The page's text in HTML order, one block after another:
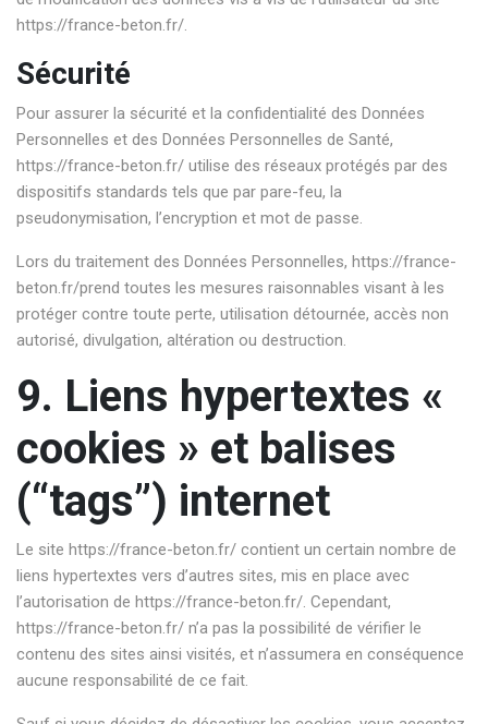
https://france-beton.fr/.
Sécurité
Pour assurer la sécurité et la confidentialité des Données
Personnelles et des Données Personnelles de Santé,
https://france-beton.fr/ utilise des réseaux protégés par des
dispositifs standards tels que par pare-feu, la
pseudonymisation, l’encryption et mot de passe.
Lors du traitement des Données Personnelles, https://france-
beton.fr/prend toutes les mesures raisonnables visant à les
protéger contre toute perte, utilisation détournée, accès non
autorisé, divulgation, altération ou destruction.
9. Liens hypertextes «
cookies » et balises
(“tags”) internet
Le site https://france-beton.fr/ contient un certain nombre de
liens hypertextes vers d’autres sites, mis en place avec
l’autorisation de https://france-beton.fr/. Cependant,
https://france-beton.fr/ n’a pas la possibilité de vérifier le
contenu des sites ainsi visités, et n’assumera en conséquence
aucune responsabilité de ce fait.